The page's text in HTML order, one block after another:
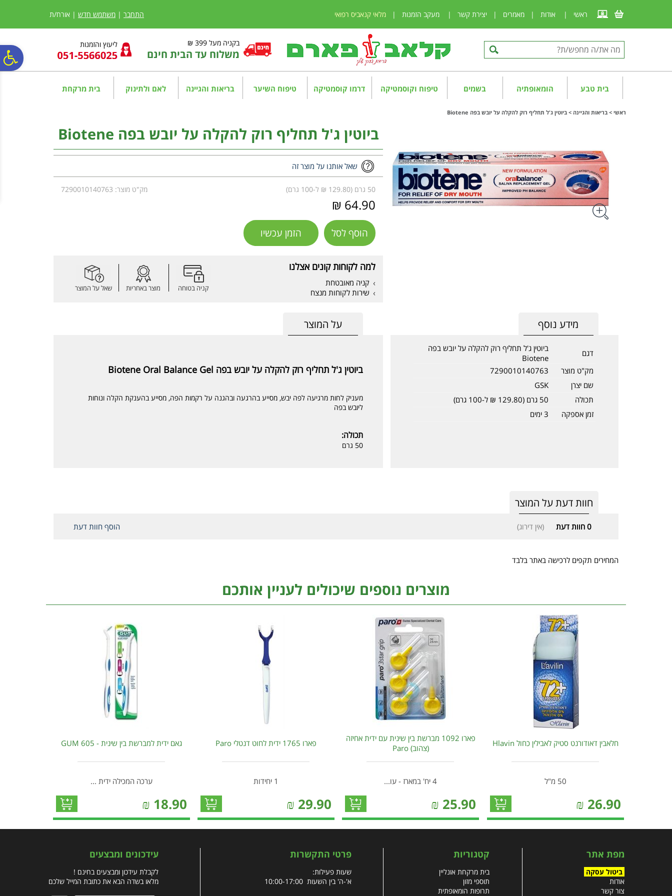
נגישות
אתר
המרכזי
ראשי | אודות | מאמרים | יצירת קשר | מעקב הזמנות | מלאי קנאביס רפואי התחבר | משתמש חדש | אורח/ת
בקניה מעל 399 ₪
משלוח עד הבית חינם
ליעוץ והזמנות
בית טבע הומאופתיה בשמים טיפוח וקוסמטיקה דרמו קוסמטיקה טיפוח השיער בריאות והגיינה לאם ולתינוק בית מרקחת
ראשי > בריאות והגיינה > ביוטין ג'ל תחליף רוק להקלה על יובש בפה Biotene
ביוטין ג'ל תחליף רוק להקלה על יובש בפה Biotene
שאל אותנו על מוצר זה
50 גרם (129.80 ₪ ל-100 גרם) מק"ט מוצר: 7290010140763
64.90 ₪
הוסף לסל הזמן עכשיו
למה לקוחות קונים אצלנו
קניה מאובטחת
שירות לקוחות מנצח
קניה בטוחה מוצר באחריות שאל על המוצר
על המוצר
ביוטין ג'ל תחליף רוק להקלה על יובש בפה Biotene Oral Balance Gel
מעניק לחות מרגיעה לפה יבש, מסייע בהרגעה ובהגנה על רקמות הפה, מסייע בהענקת הקלה ונוחות
ליובש בפה
תכולה:
50 גרם
מידע נוסף
דגם
ביוטין ג'ל תחליף רוק להקלה על יובש בפה
Biotene
מק"ט מוצר
7290010140763
שם יצרן
GSK
תכולה
50 גרם (129.80 ₪ ל-100 גרם)
זמן אספקה
3 ימים
חוות דעת על המוצר
0 חוות דעת (אין דירוג) הוסף חוות דעת
המחירים תקפים לרכישה באתר בלבד
מוצרים נוספים שיכולים לעניין אותכם
חלאבין דאודורנט סטיק לאבילין כחול Hlavin
50 מ"ל
26.90
₪
פארו 1092 מברשת בין שינית עם ידית אחיזה
(צהוב) Paro
4 יח' במארז - עו...
25.90
₪
פארו 1765 ידית לחוט דנטלי Paro
1 יחידות
29.90
₪
גאם ידית למברשת בין שינית - GUM 605
ערכה המכילה ידית ...
18.90
₪
מפת אתר
ביטול עסקה
אודות
צור קשר
קטגוריות
בית מרקחת אונליין
תוספי מזון
תרופות הומאופתית
פרטי התקשרות
שעות פעילות:
א'-ה' בין השעות 10:00-17:00
עידכונים ומבצעים
לקבלת עידכון ומבצעים בחינם !
מלאו בשדה הבא את כתובת המייל שלכם